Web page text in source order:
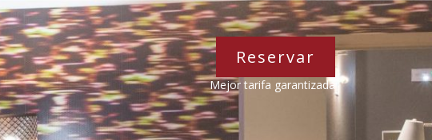
Reservar
Mejor tarifa garantizada